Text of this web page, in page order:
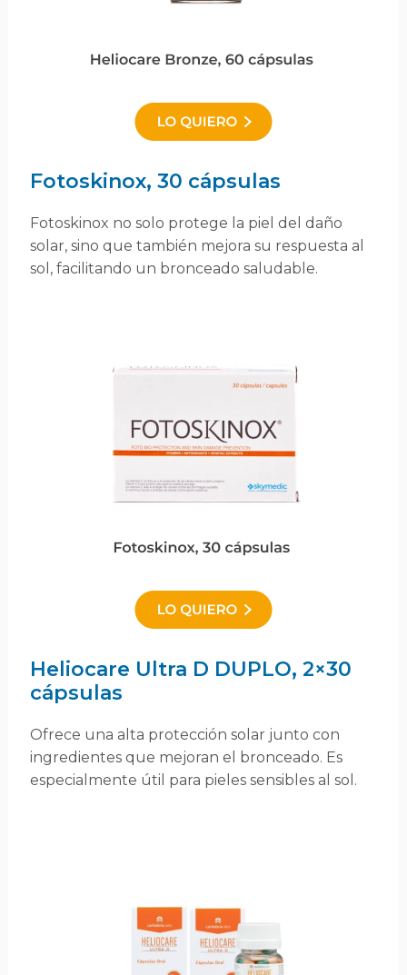
Fotoskinox, 30 cápsulas
Fotoskinox no solo protege la piel del daño
solar, sino que también mejora su respuesta al
sol, facilitando un bronceado saludable.
Heliocare Ultra D DUPLO, 2×30
cápsulas
Ofrece una alta protección solar junto con
ingredientes que mejoran el bronceado. Es
especialmente útil para pieles sensibles al sol.